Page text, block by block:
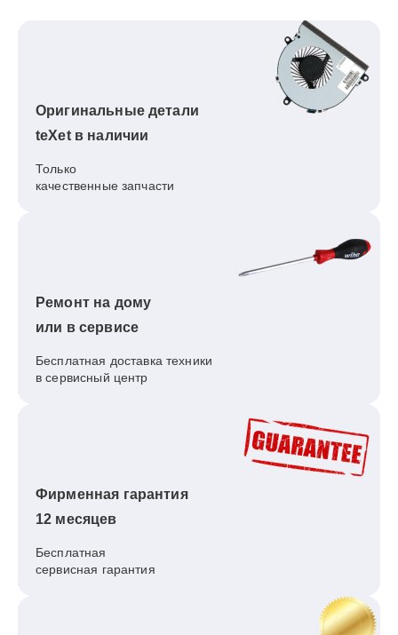
Оригинальные детали
teXet в наличии
Только
качественные запчасти
Ремонт на дому
или в сервисе
Бесплатная доставка техники
в сервисный центр
Фирменная гарантия
12 месяцев
Бесплатная
сервисная гарантия